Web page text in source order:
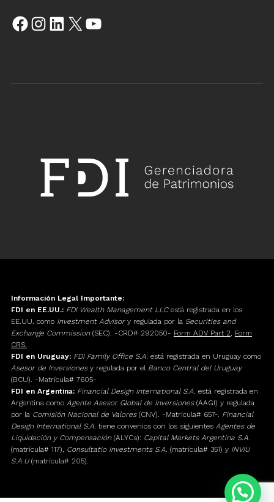
Información Legal Importante:
FDI en EE.UU.: FDI Wealth Management LLCestá registrada en los
EE.UU. como Investment Advisory regulada por la Securities and
Exchange Commission(SEC). -CRD# 292050- Form ADV Part 2, Form
CRS.
FDI en Uruguay: FDI Family Office S.A. está registrada en Uruguay como
Asesor de Inversionesy regulada por el Banco Central del Uruguay
(BCU). -Matrícula# 7605-
FDI en Argentina: Financial Design International S.A. está registrada en
Argentina como Agente Asesor Global de Inversiones(AAGI) y regulada
por la Comisión Nacional de Valores(CNV). -Matrícula# 657-. Financial
Design International S.A. tiene convenios con los siguientes Agentes de
Liquidación y Compensación(ALYCs): Capital Markets Argentina S.A.
(matrícula# 117), Consultatio Investments S.A. (matrícula# 351) y INVIU
S.A.U(matrícula# 205).